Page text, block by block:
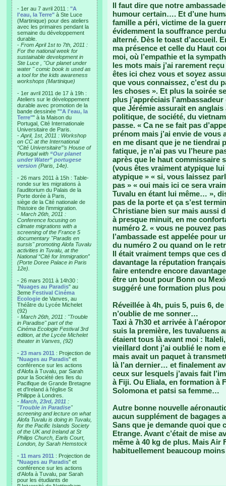
- 1er au 7 avril 2011 : "A
l'eau, la Terre" à Ste Luce
(Martinique) pour des ateliers
avec les primaires pendant la
semaine du développement
durable.
- From April 1st to 7th, 2011 :
For the national week for
sustainable development in
Ste Luce , "Our planet under
water " comic book is used as
a tool for the kids awareness
workshops (Martinique)
- 1er avril 2011 de 17 à 19h :
Ateliers sur le développement
durable avec promotion de la
bande dessinée ""A l'eau, la
Terre"" à la Maison du
Portugal, Cité Internationale
Universitaire de Paris.
- April, 1st, 2011 : Workshop
on CC at the International
“Cité Universitaire”’s House of
Portugal with “Our planet
under Water” portugese
version (Paris, 14e).
- 26 mars 2011 à 15h : Table-
ronde sur les migrations à
l’auditorium du Palais de la
Porte dorée à Paris,
siège de la Cité nationale de
l’histoire de l’immigration.
- March 26th, 2011 :
Conference focusing on
climate migrations with a
screening of the France 5
documentary "Paradis en
sursis" promoting Alofa Tuvalu
activities in Tuvalu, at the
National “Cité for Immigration”
(Porte Doree Palace in Paris
12e).
- 26 mars 2011 à 14h30 :
"Nuages au Paradis" au
3eme Festival Cinéma
Ecologie de Vanves, au
Théâtre du Lycée Michelet
(92)
- March 26th, 2011 : "Trouble
in Paradise" part of the
Cinéma Ecologie Festival 3rd
edition, at the Lycée Michelet
theater in Vanves, (92)
- 23 mars 2011 : Projection de
"Nuages au Paradis" et
conférence sur les actions
d'Alofa à Tuvalu, par Sarah
pour la Société des Iles du
Pacifique de Grande Bretagne
et d'Ireland à l'église St
Philippe à Londres.
- March, 23rd, 2011 :
"Trouble in Paradise"
screening and lecture on what
Alofa Tuvalu is doing in Tuvalu,
for the Pacific Islands Society
of the UK and Ireland at St
Philips Church, Earls Court,
London, by Sarah Hemstock
- 11 mars 2011 : Projection de
"Nuages au Paradis" et
conférence sur les actions
d'Alofa à Tuvalu, par Sarah
pour les étudiants de
Il faut dire que notre
humour certain…. Et d’une
famille a péri, victime de la
évidemment la souffrance
alterné. Dès le toast d’accueil.
ma présence et celle du Haut
moi, où l’empathie et la
les mots mais j’ai rarement
êtes ici chez vous et soyez
que vous connaissez, c’est du
les choses ». Et plus la soirée
plus j’appréciais
que Jérémie assurait en
politique, de société, du
passe. « Ca ne se fait pas
prénom mais j’ai envie de vous
en me disant que je ne tiendrai
fatique, je n’ai pas vu l’heure
après que le haut
(vous êtes vraiment atypique lui
atypique » « si, vous laissez
pas » « oui mais ici ce sera
Tuvalu en étant lui même… »,
pas de la porte et ça s’est
Christiane bien sur mais aussi
à presque minuit, en me
numéro 2. « vous ne pouvez
l’ambassade est appelée pour
du numéro 2 ou quand on le
Il était vraiment temps que ces
davantage la réputation
faire entendre encore
être un bout pour Bonn ou
suggéré une formation plus
Réveillée à 4h, puis 5, puis 6,
n’oublie de me sonner…
Taxi à 7h30 et arrivée à
suis la première, les tuvaluens
étaient tous là avant moi :
vieillard dont j’ai oublié le nom
mais avait un paquet à
là l’an dernier… et finalement
ceux sur lesquels j’avais fait
à Fiji. Ou Eliala, en formation à
Solomona et patsi sa femme…
Autre bonne nouvelle
aucun supplément de bagages
Sans que je demande quoi que
Etrange. Avant c’était de mise
même à 40 kg de plus. Mais
habituellement beaucoup